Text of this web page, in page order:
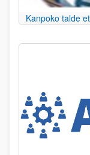
Kanpoko talde